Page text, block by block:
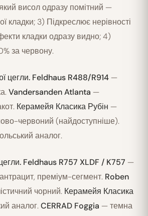
висол одразу помітний —
кладки; 3) Підкреслює нерівності
кладки одразу видно; 4)
за червону.
цегли. Feldhaus R488/R914—
Vandersanden Atlanta —
Керамейя Класика Рубін —
червоний (найдоступніше).
аналог.
Feldhaus R757 XLDF / K757 —
преміум-сегмент. Roben
чорний. Керамейя Класика
аналог.CERRAD Foggia — темна